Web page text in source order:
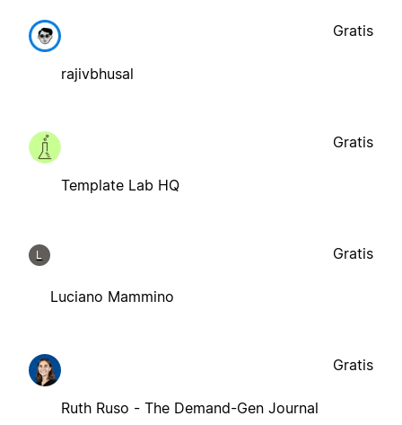
rajivbhusal
Gratis
Template Lab HQ
Gratis
L
Luciano Mammino
Gratis
Ruth Ruso - The Demand-Gen Journal
Gratis